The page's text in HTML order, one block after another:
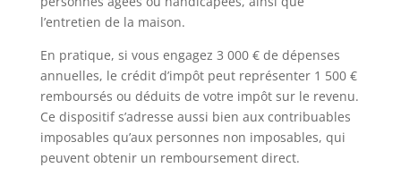
l’entretien de la maison.
En pratique, si vous engagez 3 000 € de dépenses
annuelles, le crédit d’impôt peut représenter 1 500 €
remboursés ou déduits de votre impôt sur le revenu.
Ce dispositif s’adresse aussi bien aux contribuables
imposables qu’aux personnes non imposables, qui
peuvent obtenir un remboursement direct.